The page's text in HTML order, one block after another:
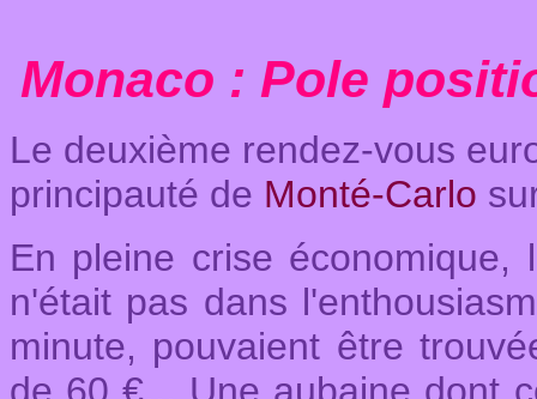
Monaco : Pole
Le deuxième rendez-vous
principauté de Monté-Carlo
En pleine crise
n'était pas dans
minute, pouvaient être